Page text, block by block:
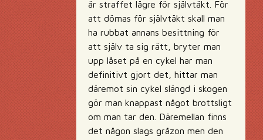
är straffet lägre för självtäkt. För
att dömas för självtäkt skall man
ha rubbat annans besittning för
att själv ta sig rätt, bryter man
upp låset på en cykel har man
definitivt gjort det, hittar man
däremot sin cykel slängd i skogen
gör man knappast något brottsligt
om man tar den. Däremellan finns
det någon slags gråzon men den